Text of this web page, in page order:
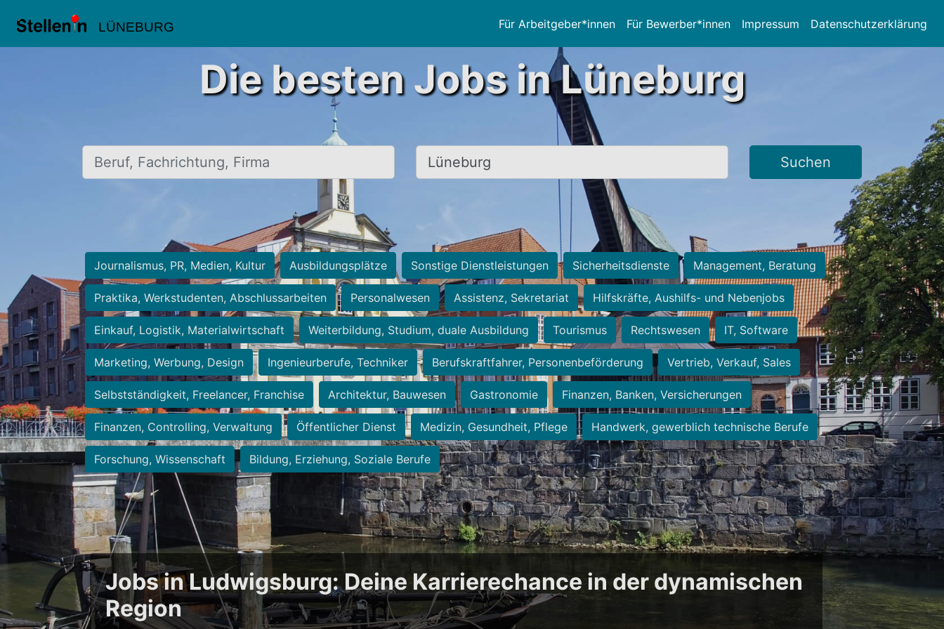
LÜNEBURG Für Arbeitgeber*innen Für Bewerber*innen Impressum Datenschutzerklärung
Die besten Jobs in Lüneburg
Beruf, Fachrichtung, Firma Ort, Stadt Suchen
Journalismus, PR, Medien, Kultur Ausbildungsplätze Sonstige Dienstleistungen Sicherheitsdienste Management, Beratung
Praktika, Werkstudenten, Abschlussarbeiten Personalwesen Assistenz, Sekretariat Hilfskräfte, Aushilfs- und Nebenjobs
Einkauf, Logistik, Materialwirtschaft Weiterbildung, Studium, duale Ausbildung Tourismus Rechtswesen IT, Software
Marketing, Werbung, Design Ingenieurberufe, Techniker Berufskraftfahrer, Personenbeförderung Vertrieb, Verkauf, Sales
Selbstständigkeit, Freelancer, Franchise Architektur, Bauwesen Gastronomie Finanzen, Banken, Versicherungen
Finanzen, Controlling, Verwaltung Öffentlicher Dienst Medizin, Gesundheit, Pflege Handwerk, gewerblich technische Berufe
Forschung, Wissenschaft Bildung, Erziehung, Soziale Berufe
Jobs in Ludwigsburg: Deine Karrierechance in der dynamischen
Region